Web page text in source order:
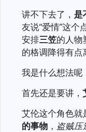
讲不下去了， 是
友说“爱情”这个
安排三笠的人物
的格调降得有点
我是什么想法呢
首先还是要讲，
艾伦这个角色就
的事物 ， 盗贼压